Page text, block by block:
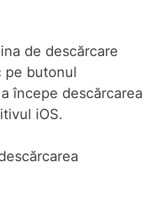
de descărcare
pe butonul
începe descărcarea
iOS.